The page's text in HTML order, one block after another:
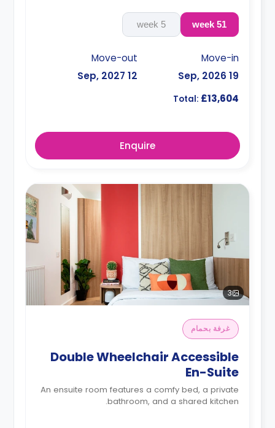
51 week
5 week
Move-in
19 Sep, 2026
Move-out
12 Sep, 2027
Total: £13,604
Enquire
3
غرفة بحمام
Double Wheelchair Accessible
En-Suite
An ensuite room features a comfy bed, a private
bathroom, and a shared kitchen.